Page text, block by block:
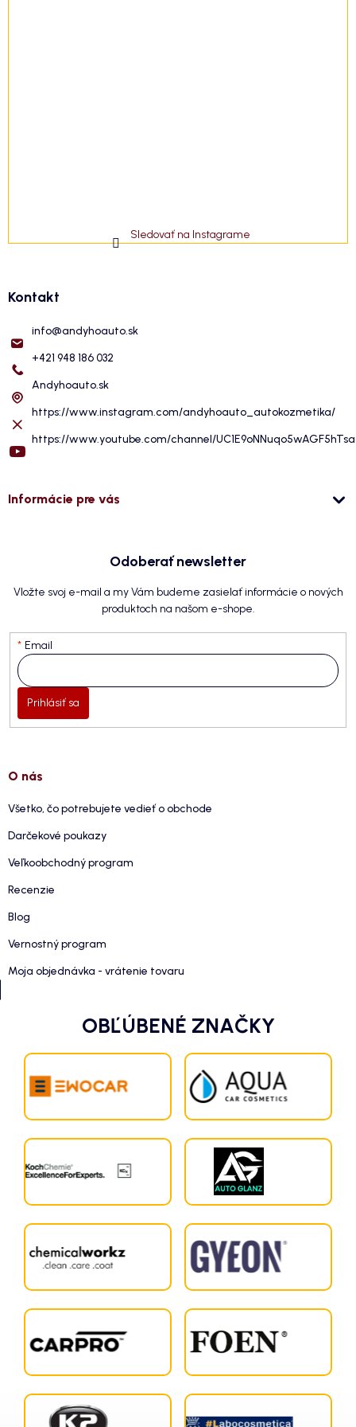
Sledovať na Instagrame
Kontakt
info@andyhoauto.sk
+421 948 186 032
Andyhoauto.sk
https://www.instagram.com/andyhoauto_autokozmetika/
https://www.youtube.com/channel/
Informácie pre vás
Odoberať newsletter
Vložte svoj e-mail a my Vám budeme zasielať informácie o nových
produktoch na našom e-shope.
Email
Prihlásiť sa
O nás
Všetko, čo potrebujete vedieť o obchode
Darčekové poukazy
Veľkoobchodný program
Recenzie
Blog
Vernostný program
Moja objednávka - vrátenie tovaru
OBĽÚBENÉ ZNAČKY